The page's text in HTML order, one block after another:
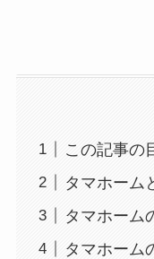
この記事の
タマホーム
タマホーム
タマホーム